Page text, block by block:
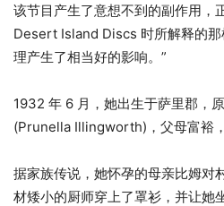
该节目产生了意想不到的副作用，
Desert Island Discs 时所解释的那
理产生了相当好的影响。”
1932 年 6 月，她出生于萨里郡，
(Prunella Illingworth)，父母富裕
据家族传说，她怀孕的母亲比姆对
材矮小的厨师穿上了罩衫，并让她